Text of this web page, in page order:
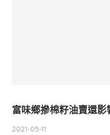
富味鄉摻棉籽油賣還
2021-05-11